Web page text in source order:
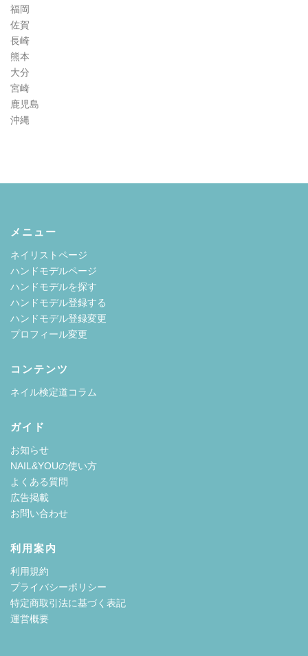
福岡
佐賀
長崎
熊本
大分
宮崎
鹿児島
沖縄
メニュー
ネイリストページ
ハンドモデルページ
ハンドモデルを探す
ハンドモデル登録する
ハンドモデル登録変更
プロフィール変更
コンテンツ
ネイル検定道コラム
ガイド
お知らせ
NAIL&YOUの使い方
よくある質問
広告掲載
お問い合わせ
利用案内
利用規約
プライバシーポリシー
特定商取引法に基づく表記
運営概要